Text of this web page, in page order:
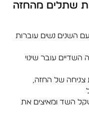
שתלים מהחזה
השנים נשים עוברות
עובר שינוי
צניחה של החזה,
השד ומאיצים את